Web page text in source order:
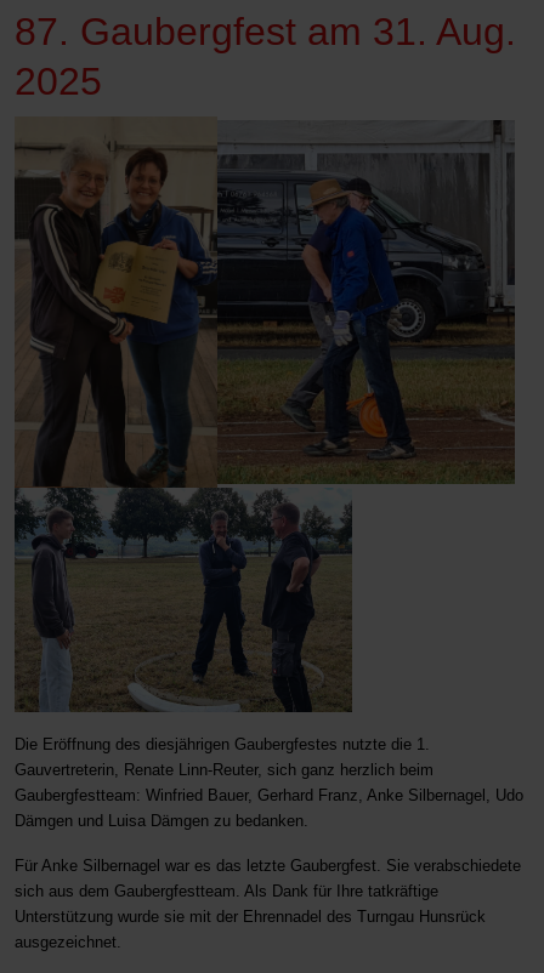
87. Gaubergfest am 31. Aug.
2025
Die Eröffnung des diesjährigen Gaubergfestes nutzte die 1.
Gauvertreterin, Renate Linn-Reuter, sich ganz herzlich beim
Gaubergfestteam: Winfried Bauer, Gerhard Franz, Anke Silbernagel, Udo
Dämgen und Luisa Dämgen zu bedanken.
Für Anke Silbernagel war es das letzte Gaubergfest. Sie verabschiedete
sich aus dem Gaubergfestteam. Als Dank für Ihre tatkräftige
Unterstützung wurde sie mit der Ehrennadel des Turngau Hunsrück
ausgezeichnet.